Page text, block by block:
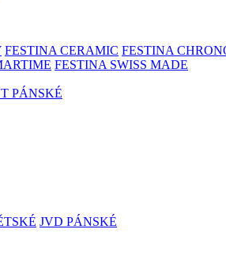
FESTINA CERAMIC FESTINA
FESTINA SWISS MADE
PÁNSKÉ
JVD PÁNSKÉ